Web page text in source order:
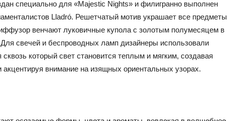
специально для «Majestic Nights» и филигранно выполнен
Lladró. Решетчатый мотив украшает все предметы
венчают луковичные купола с золотым полумесяцем в
Для свечей и беспроводных ламп дизайнеры использовали
который свет становится теплым и мягким, создавая
внимание на изящных ориентальных узорах.